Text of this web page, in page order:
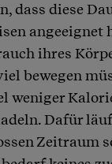
dass diese
angeeignet
ihres
bewegen
weniger
Dafür
Zeitraum